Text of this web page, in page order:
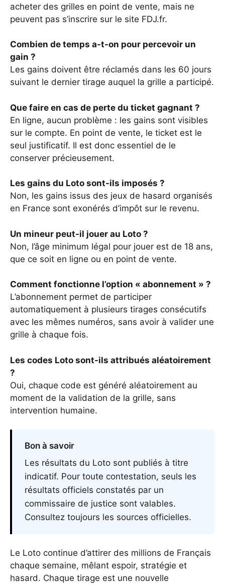
acheter des grilles en point de vente, mais ne
peuvent pas s’inscrire sur le site FDJ.fr.
Combien de temps a-t-on pour percevoir un
gain ?
Les gains doivent être réclamés dans les 60 jours
suivant le dernier tirage auquel la grille a participé.
Que faire en cas de perte du ticket gagnant ?
En ligne, aucun problème : les gains sont visibles
sur le compte. En point de vente, le ticket est le
seul justificatif. Il est donc essentiel de le
conserver précieusement.
Les gains du Loto sont-ils imposés ?
Non, les gains issus des jeux de hasard organisés
en France sont exonérés d’impôt sur le revenu.
Un mineur peut-il jouer au Loto ?
Non, l’âge minimum légal pour jouer est de 18 ans,
que ce soit en ligne ou en point de vente.
Comment fonctionne l’option « abonnement » ?
L’abonnement permet de participer
automatiquement à plusieurs tirages consécutifs
avec les mêmes numéros, sans avoir à valider une
grille à chaque fois.
Les codes Loto sont-ils attribués aléatoirement
?
Oui, chaque code est généré aléatoirement au
moment de la validation de la grille, sans
intervention humaine.
Bon à savoir
Les résultats du Loto sont publiés à titre
indicatif. Pour toute contestation, seuls les
résultats officiels constatés par un
commissaire de justice sont valables.
Consultez toujours les sources officielles.
Le Loto continue d’attirer des millions de Français
chaque semaine, mêlant espoir, stratégie et
hasard. Chaque tirage est une nouvelle